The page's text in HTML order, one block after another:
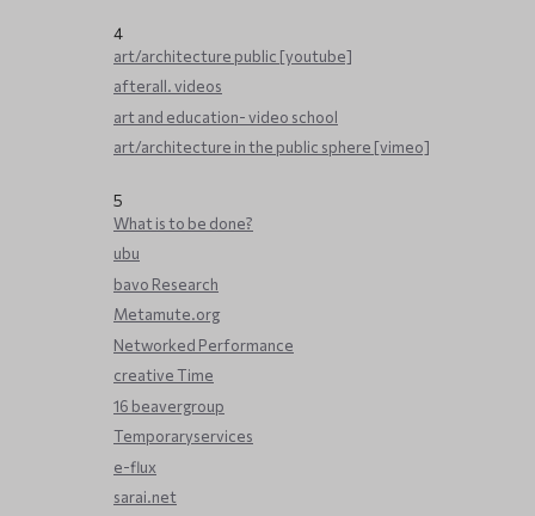
4
art/architecture public [youtube]
afterall. videos
art and education- video school
art/architecture in the public sphere [vimeo]
5
What is to be done?
ubu
bavo Research
Metamute.org
Networked Performance
creative Time
16 beavergroup
Temporaryservices
e-flux
sarai.net